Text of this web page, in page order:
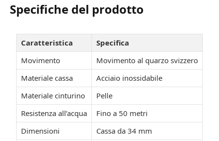
Specifiche del prodotto
Caratteristica
Specifica
Movimento
Movimento al quarzo svizzero
Materiale cassa
Acciaio inossidabile
Materiale cinturino
Pelle
Resistenza all’acqua
Fino a 50 metri
Dimensioni
Cassa da 34 mm